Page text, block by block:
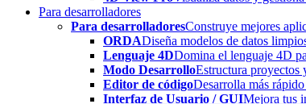
Para desarrolladores
Para desarrolladoresConstruye mejores
ORDADiseña modelos de datos
Lenguaje 4DDomina el lenguaje 4D
Modo DesarrolloEstructura proyectos
Editor de códigoDesarrolla más
Interfaz de Usuario / GUIMejora tus